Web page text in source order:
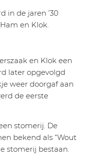
in de jaren ’30
en Klok.
en Klok een
later opgevolgd
weer doorgaf aan
de eerste
stomerij. De
bekend als “Wout
stomerij bestaan.